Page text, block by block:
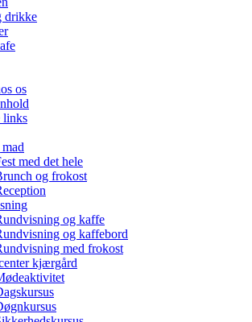
drikke
os
links
med det hele
og frokost
og kaffe
og kaffebord
med frokost
kjærgård